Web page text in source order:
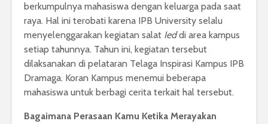
berkumpulnya mahasiswa dengan keluarga pada saat
raya. Hal ini terobati karena IPB University selalu
menyelenggarakan kegiatan salat Ieddi area kampus
setiap tahunnya. Tahun ini, kegiatan tersebut
dilaksanakan di pelataran Telaga Inspirasi Kampus IPB
Dramaga. Koran Kampus menemui beberapa
mahasiswa untuk berbagi cerita terkait hal tersebut.
Bagaimana Perasaan Kamu Ketika Merayakan